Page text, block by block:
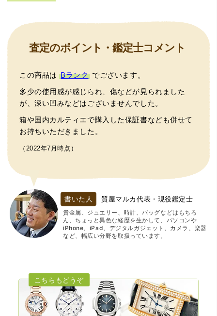
査定のポイント・鑑定士コメント
この商品はBランクでございます。
多少の使用感が感じられ、傷などが見られました
が、深い凹みなどはございませんでした。
箱や国内カルティエで購入した保証書なども併せて
お持ちいただきました。
（2022年7月時点）
書いた人 質屋マルカ代表・現役鑑定士
貴金属、ジュエリー、時計、バッグなどはもちろ
ん、ちょっと異色な経歴を生かして、パソコンや
iPhone、iPad、デジタルガジェット、カメラ、楽器
など、幅広い分野を取扱っています。